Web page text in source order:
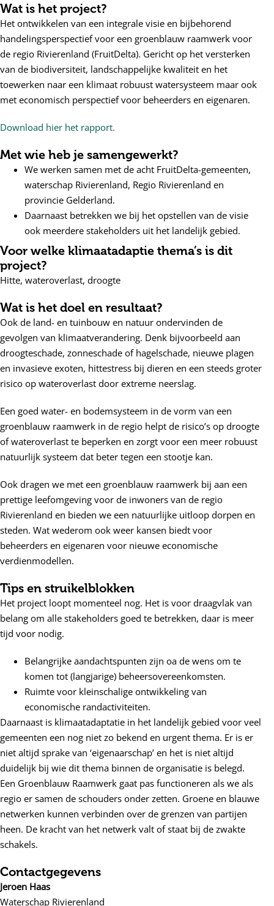
Wat is het project?
Het ontwikkelen van een integrale visie en bijbehorend
handelingsperspectief voor een groenblauw raamwerk voor
de regio Rivierenland (FruitDelta). Gericht op het versterken
van de biodiversiteit, landschappelijke kwaliteit en het
toewerken naar een klimaat robuust watersysteem maar ook
met economisch perspectief voor beheerders en eigenaren.
Download hier het rapport.
Met wie heb je samengewerkt?
We werken samen met de acht FruitDelta-gemeenten,
waterschap Rivierenland, Regio Rivierenland en
provincie Gelderland.
Daarnaast betrekken we bij het opstellen van de visie
ook meerdere stakeholders uit het landelijk gebied.
Voor welke klimaatadaptie thema’s is dit
project?
Hitte, wateroverlast, droogte
Wat is het doel en resultaat?
Ook de land- en tuinbouw en natuur ondervinden de
gevolgen van klimaatverandering. Denk bijvoorbeeld aan
droogteschade, zonneschade of hagelschade, nieuwe plagen
en invasieve exoten, hittestress bij dieren en een steeds groter
risico op wateroverlast door extreme neerslag.
Een goed water- en bodemsysteem in de vorm van een
groenblauw raamwerk in de regio helpt de risico’s op droogte
of wateroverlast te beperken en zorgt voor een meer robuust
natuurlijk systeem dat beter tegen een stootje kan.
Ook dragen we met een groenblauw raamwerk bij aan een
prettige leefomgeving voor de inwoners van de regio
Rivierenland en bieden we een natuurlijke uitloop dorpen en
steden. Wat wederom ook weer kansen biedt voor
beheerders en eigenaren voor nieuwe economische
verdienmodellen.
Tips en struikelblokken
Het project loopt momenteel nog. Het is voor draagvlak van
belang om alle stakeholders goed te betrekken, daar is meer
tijd voor nodig.
Belangrijke aandachtspunten zijn oa de wens om te
komen tot (langjarige) beheersovereenkomsten.
Ruimte voor kleinschalige ontwikkeling van
economische randactiviteiten.
Daarnaast is klimaatadaptatie in het landelijk gebied voor veel
gemeenten een nog niet zo bekend en urgent thema. Er is er
niet altijd sprake van ‘eigenaarschap’ en het is niet altijd
duidelijk bij wie dit thema binnen de organisatie is belegd.
Een Groenblauw Raamwerk gaat pas functioneren als we als
regio er samen de schouders onder zetten. Groene en blauwe
netwerken kunnen verbinden over de grenzen van partijen
heen. De kracht van het netwerk valt of staat bij de zwakte
schakels.
Contactgegevens
Jeroen Haas
Waterschap Rivierenland